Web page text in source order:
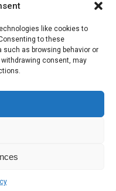
like cookies to
to these
as browsing behavior or
consent, may